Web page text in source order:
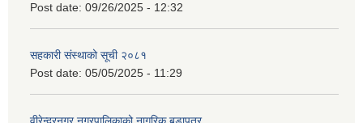
Post date: 09/26/2025 - 12:32
सहकारी संस्थाको सूची २०८१
Post date: 05/05/2025 - 11:29